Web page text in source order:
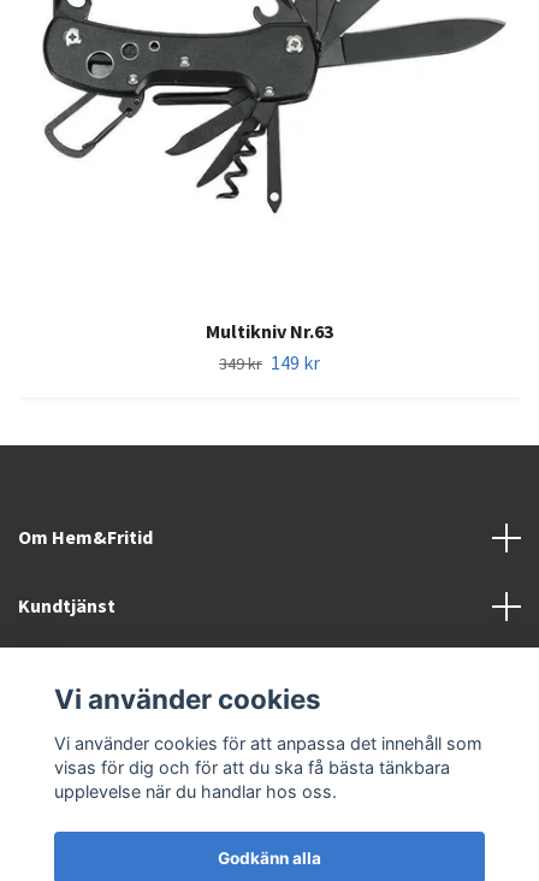
Multikniv Nr.63
349 kr 149 kr
Om Hem&Fritid
Kundtjänst
Sociala medier
Vi använder cookies
Vi använder cookies för att anpassa det innehåll som
visas för dig och för att du ska få bästa tänkbara
upplevelse när du handlar hos oss.
Godkänn alla